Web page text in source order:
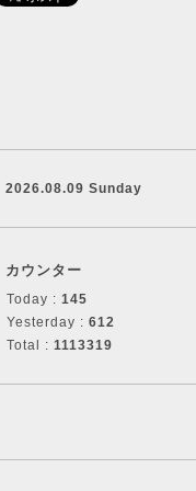
2026.08.09 Sunday
カウンター
Today : 145
Yesterday : 612
Total : 1113319